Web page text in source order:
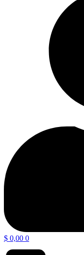
$ 0,00 0